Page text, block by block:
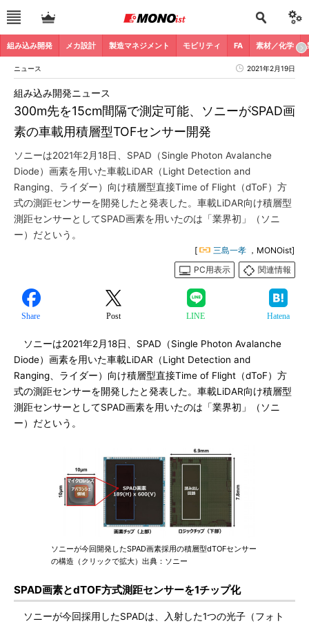
組み込み開発 メカ設計 製造マネジメント モビリティ FA 素材／化学
ニュース 2021年2月19日
300m先を15cm間隔で測定可能、ソニーがSPAD画
素の車載用積層型TOFセンサー開発
組み込み開発ニュース
ソニーは2021年2月18日、SPAD（Single Photon Avalanche
Diode）画素を用いた車載LiDAR（Light Detection and
Ranging、ライダー）向け積層型直接Time of Flight（dToF）方
式の測距センサーを開発したと発表した。車載LiDAR向け積層型
測距センサーとしてSPAD画素を用いたのは「業界初」（ソニ
ー）だという。
[ 三島一孝 ，MONOist]
PC用表示
関連情報
Share Post LINE Hatena
ソニーは2021年2月18日、SPAD（Single Photon Avalanche
Diode）画素を用いた車載LiDAR（Light Detection and
Ranging、ライダー）向け積層型直接Time of Flight（dToF）方
式の測距センサーを開発したと発表した。車載LiDAR向け積層型
測距センサーとしてSPAD画素を用いたのは「業界初」（ソニ
ー）だという。
ソニーが今回開発したSPAD画素採用の積層型dTOFセンサー
の構造（クリックで拡大）出典：ソニー
SPAD画素とdTOF方式測距センサーを1チップ化
ソニーが今回採用したSPADは、入射した1つの光子（フォト